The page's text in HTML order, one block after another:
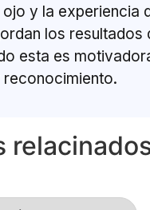
y la experiencia
los resultados
esta es